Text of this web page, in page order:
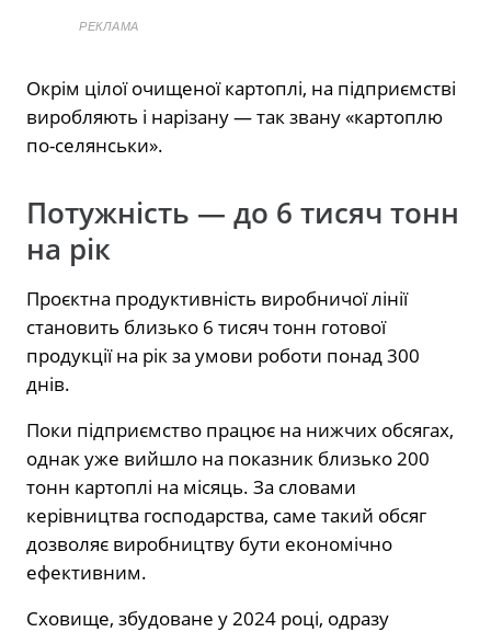
РЕКЛАМА
Окрім цілої очищеної картоплі, на підприємстві
виробляють і нарізану — так звану «картоплю
по-селянськи».
Потужність — до 6 тисяч тонн
на рік
Проєктна продуктивність виробничої лінії
становить близько 6 тисяч тонн готової
продукції на рік за умови роботи понад 300
днів.
Поки підприємство працює на нижчих обсягах,
однак уже вийшло на показник близько 200
тонн картоплі на місяць. За словами
керівництва господарства, саме такий обсяг
дозволяє виробництву бути економічно
ефективним.
Сховище, збудоване у 2024 році, одразу